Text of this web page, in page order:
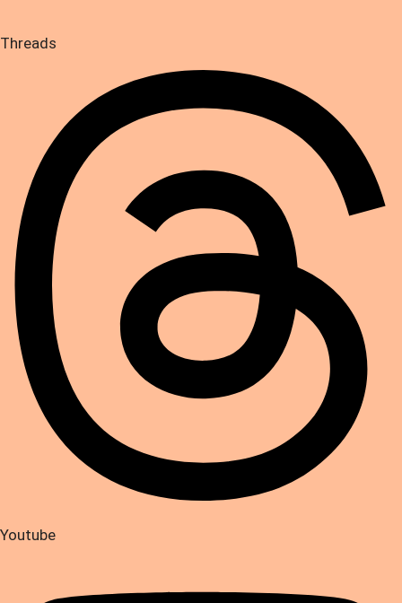
Threads
Youtube